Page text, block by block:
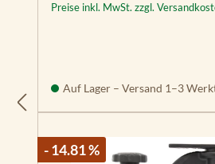
Preise inkl. MwSt. zzgl.
Auf Lager – Versand 1–3
- 14.81 %